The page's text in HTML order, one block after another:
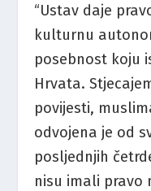
“Ustav daje
kulturnu
posebnost koju
Hrvata.
povijesti,
odvojena je od
posljednjih
nisu imali